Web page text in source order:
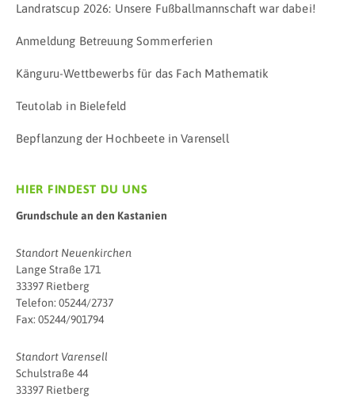
Landratscup 2026: Unsere Fußballmannschaft war dabei!
Anmeldung Betreuung Sommerferien
Känguru-Wettbewerbs für das Fach Mathematik
Teutolab in Bielefeld
Bepflanzung der Hochbeete in Varensell
HIER FINDEST DU UNS
Grundschule an den Kastanien
Standort Neuenkirchen
Lange Straße 171
33397 Rietberg
Telefon: 05244/2737
Fax: 05244/901794
Standort Varensell
Schulstraße 44
33397 Rietberg